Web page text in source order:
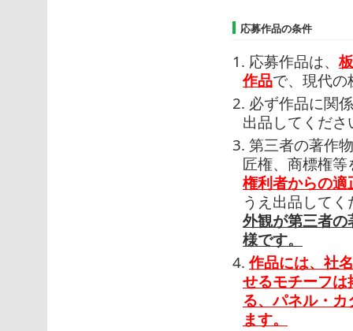
応募作品の条件
1. 応募作品は、
作品で、現代
2. 必ず作品に関
出品してくださ
3. 第三者の著作
匠権、商標権
権利者からの
うえ出品して
外観が第三者
様です。
4.作品には、社
せるモチーフ
る、パネル・
ます。